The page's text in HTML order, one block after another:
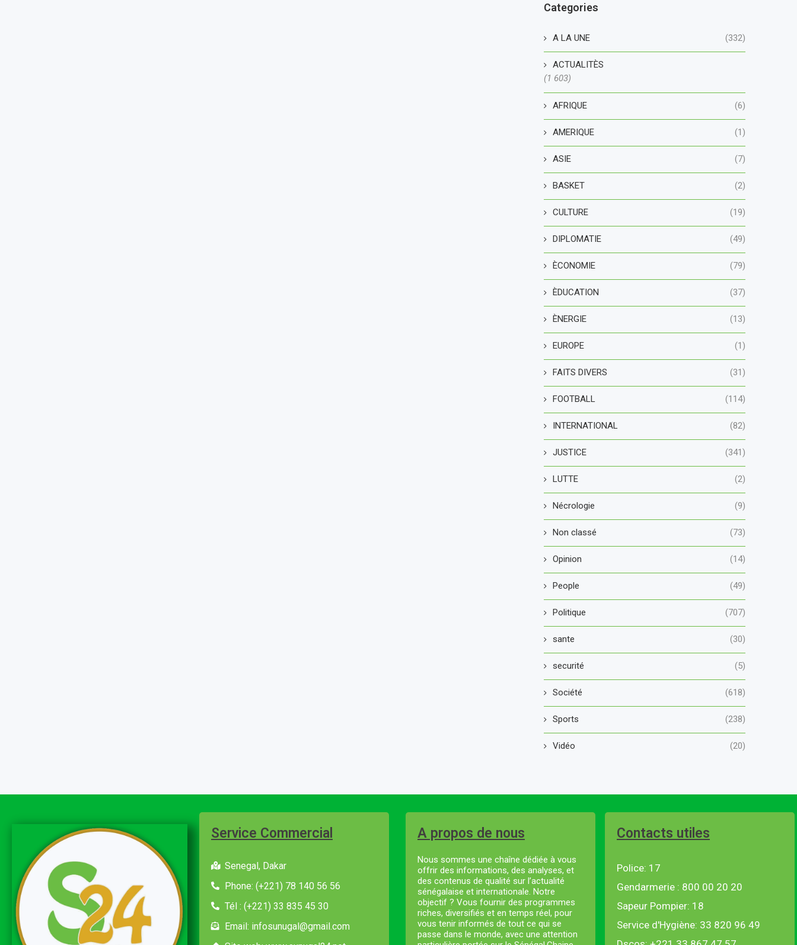
Categories
A LA UNE (332)
ACTUALITÈS
(1 603)
AFRIQUE (6)
AMERIQUE (1)
ASIE (7)
BASKET (2)
CULTURE (19)
DIPLOMATIE (49)
ÈCONOMIE (79)
ÈDUCATION (37)
ÈNERGIE (13)
EUROPE (1)
FAITS DIVERS (31)
FOOTBALL (114)
INTERNATIONAL (82)
JUSTICE (341)
LUTTE (2)
Nécrologie (9)
Non classé (73)
Opinion (14)
People (49)
Politique (707)
sante (30)
securité (5)
Société (618)
Sports (238)
Vidéo (20)
Service Commercial
Senegal, Dakar
Phone: (+221) 78 140 56 56
Tél : (+221) 33 835 45 30
Email: infosunugal@gmail.com
A propos de nous
Nous sommes une chaîne dédiée à vous
offrir des informations, des analyses, et
des contenus de qualité sur l’actualité
sénégalaise et internationale. Notre
objectif ? Vous fournir des programmes
riches, diversifiés et en temps réel, pour
vous tenir informés de tout ce qui se
passe dans le monde, avec une attention
Contacts utiles
Police: 17
Gendarmerie : 800 00 20 20
Sapeur Pompier: 18
Service d'Hygiène: 33 820 96 49